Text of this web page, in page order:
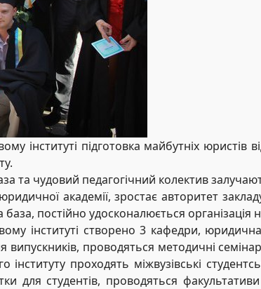
інституті підготовка майбутніх
та чудовий педагогічний колектив
академії, зростає авторитет
постійно удосконалюється організація
інституті створено 3 кафедри,
проводяться методичні
інституту проходять міжвузівські
для студентів, проводяться